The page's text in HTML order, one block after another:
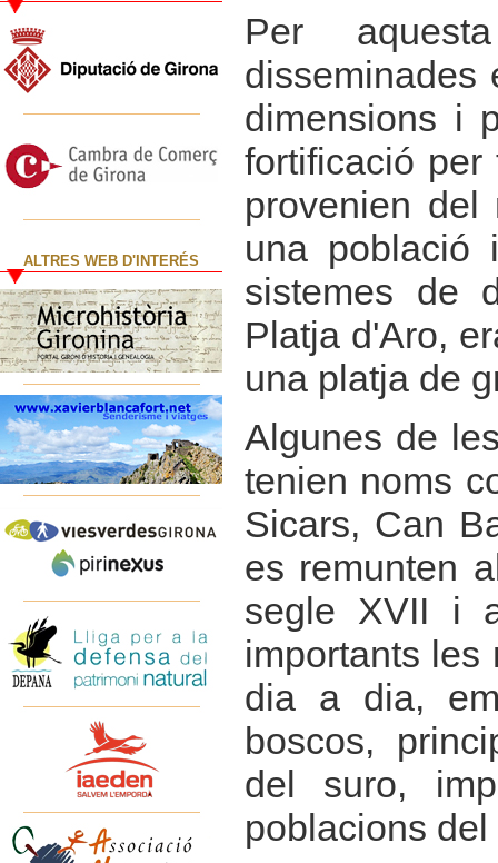
ALTRES WEB D'INTERÉS
Per
disseminades
dimensions i
fortificació
provenien
una població
sistemes de
Platja d'Aro,
una platja de
Algunes de
tenien noms
Sicars, Can
es remunten
segle XVII i
importants les
dia a dia,
boscos,
del suro,
poblacions